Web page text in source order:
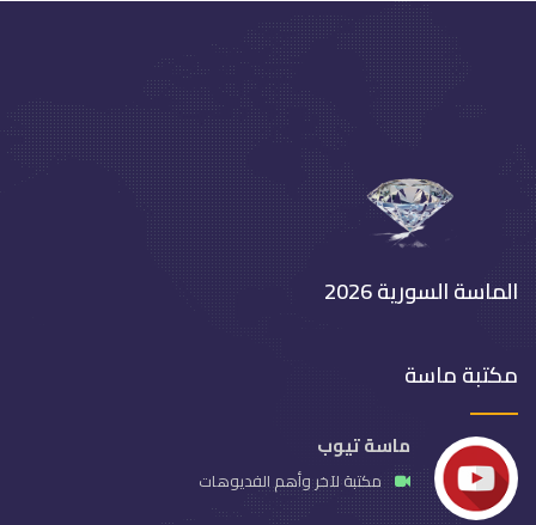
الماسة السورية 2026
مكتبة ماسة
ماسة تيوب
مكتبة لآخر وأهم الفديوهات